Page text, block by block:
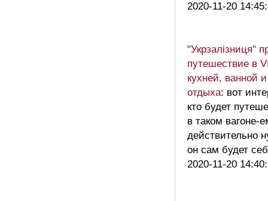
2020-11-20
"Укрзалізниця"
путешествие в
кухней, ванной
отдыха: вот
кто будет
в таком вагоне-
действительно
он сам будет
2020-11-20